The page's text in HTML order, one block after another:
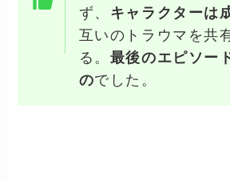
ず、 キャラクターは
互いのトラウマを共
る。 最後のエピソー
のでした。